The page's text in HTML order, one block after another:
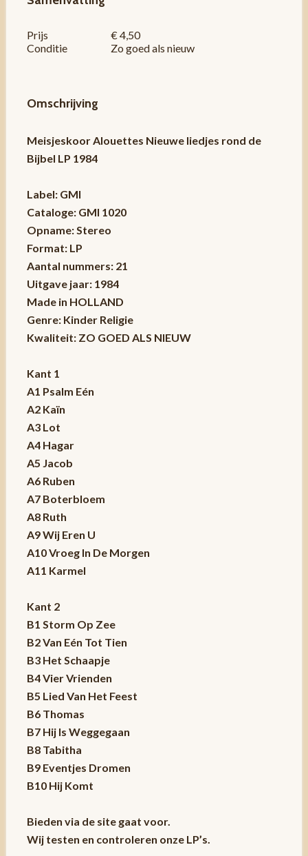
Prijs
€ 4,50
Conditie
Zo goed als nieuw
Omschrijving
Meisjeskoor Alouettes Nieuwe liedjes rond de
Bijbel LP 1984
Label: GMI
Cataloge: GMI 1020
Opname: Stereo
Format: LP
Aantal nummers: 21
Uitgave jaar: 1984
Made in HOLLAND
Genre: Kinder Religie
Kwaliteit: ZO GOED ALS NIEUW
Kant 1
A1 Psalm Eén
A2 Kaïn
A3 Lot
A4 Hagar
A5 Jacob
A6 Ruben
A7 Boterbloem
A8 Ruth
A9 Wij Eren U
A10 Vroeg In De Morgen
A11 Karmel
Kant 2
B1 Storm Op Zee
B2 Van Eén Tot Tien
B3 Het Schaapje
B4 Vier Vrienden
B5 Lied Van Het Feest
B6 Thomas
B7 Hij Is Weggegaan
B8 Tabitha
B9 Eventjes Dromen
B10 Hij Komt
Bieden via de site gaat voor.
Wij testen en controleren onze LP’s.